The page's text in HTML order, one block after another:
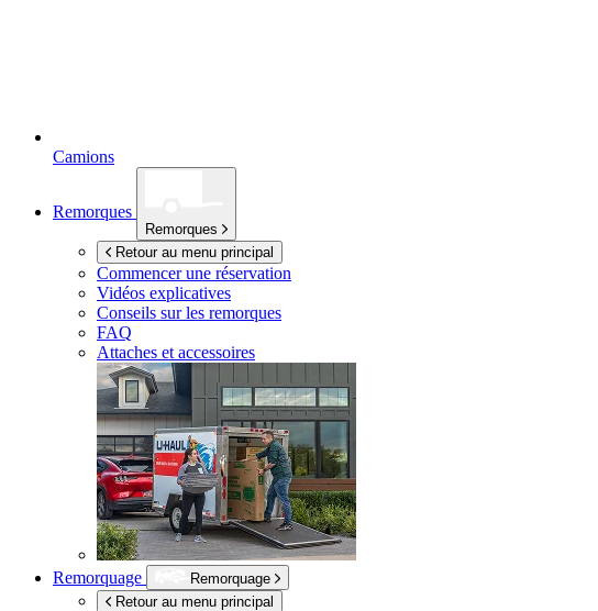
Camions
Remorques
Remorques
Retour au menu principal
Commencer une réservation
Vidéos explicatives
Conseils sur les remorques
FAQ
Attaches et accessoires
Remorquage
Remorquage
Retour au menu principal